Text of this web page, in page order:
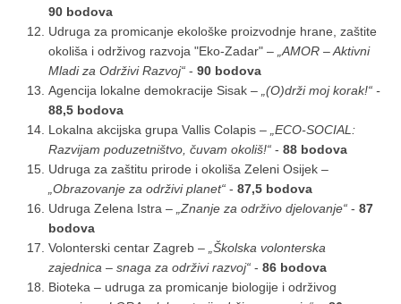
90 bodova
Udruga za promicanje ekološke proizvodnje hrane, zaštite
okoliša i održivog razvoja "Eko-Zadar" – „AMOR – Aktivni
Mladi za Održivi Razvoj“ -90 bodova
Agencija lokalne demokracije Sisak – „(O)drži moj korak!“ -
88,5 bodova
Lokalna akcijska grupa Vallis Colapis – „ECO-SOCIAL:
Razvijam poduzetništvo, čuvam okoliš!“-88 bodova
Udruga za zaštitu prirode i okoliša Zeleni Osijek –
„Obrazovanje za održivi planet“ -87,5 bodova
Udruga Zelena Istra – „Znanje za održivo djelovanje“ -87
bodova
Volonterski centar Zagreb – „Školska volonterska
zajednica – snaga za održivi razvoj“-86 bodova
Bioteka – udruga za promicanje biologije i održivog